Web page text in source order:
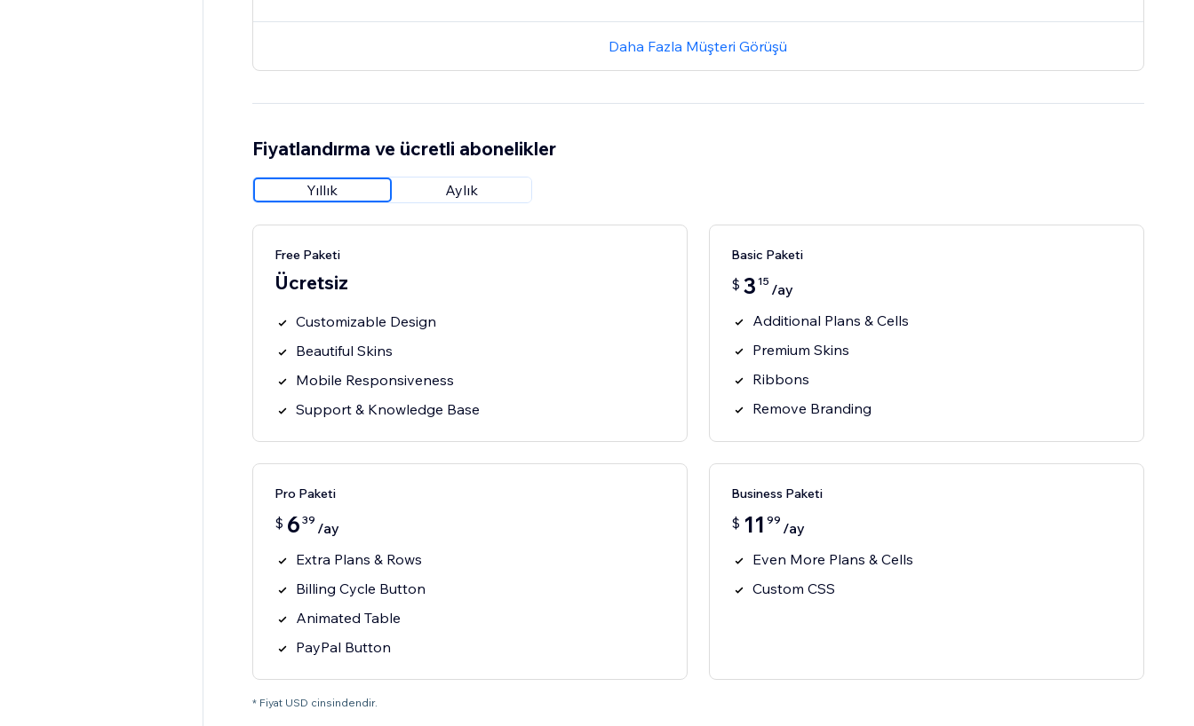
Daha Fazla Müşteri Görüşü
Fiyatlandırma ve ücretli abonelikler
Yıllık Aylık
Free Paketi
Ücretsiz
Customizable Design
Beautiful Skins
Mobile Responsiveness
Support & Knowledge Base
Basic Paketi
$ 3 15 /ay
Additional Plans & Cells
Premium Skins
Ribbons
Remove Branding
Pro Paketi
$ 6 39 /ay
Extra Plans & Rows
Billing Cycle Button
Animated Table
PayPal Button
Business Paketi
$ 11 99 /ay
Even More Plans & Cells
Custom CSS
* Fiyat USD cinsindendir.